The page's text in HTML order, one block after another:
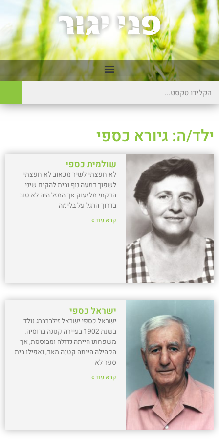
ילד/ה: גיורא כספי
שולמית כספי
לא חפצתי לשיר מכאוב לא חפצתי
לשפוך דמעה נוף ובית להקים שיני
הדקתי מלזעוק אך המזל היה לא טוב
בדרוך הרגל על בלימה
קרא עוד »
ישראל כספי
ישראל כספי ישראל זילברברג נולד
בשנת 1902 בעיירה קטנה ברוסיה.
משפחתו הייתה גדולה ומבוססת, אך
הקהילה הייתה קטנה מאד, ואפילו בית
ספר לא
קרא עוד »